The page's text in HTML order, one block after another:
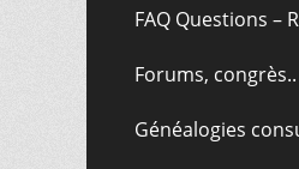
FAQ Questions –
Forums, congrès..
Généalogies